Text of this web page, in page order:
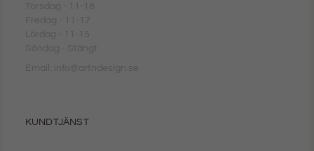
Torsdag - 11-18
Fredag - 11-17
Lördag - 11-15
Söndag - Stängt
Email: info@artndesign.se
KUNDTJÄNST